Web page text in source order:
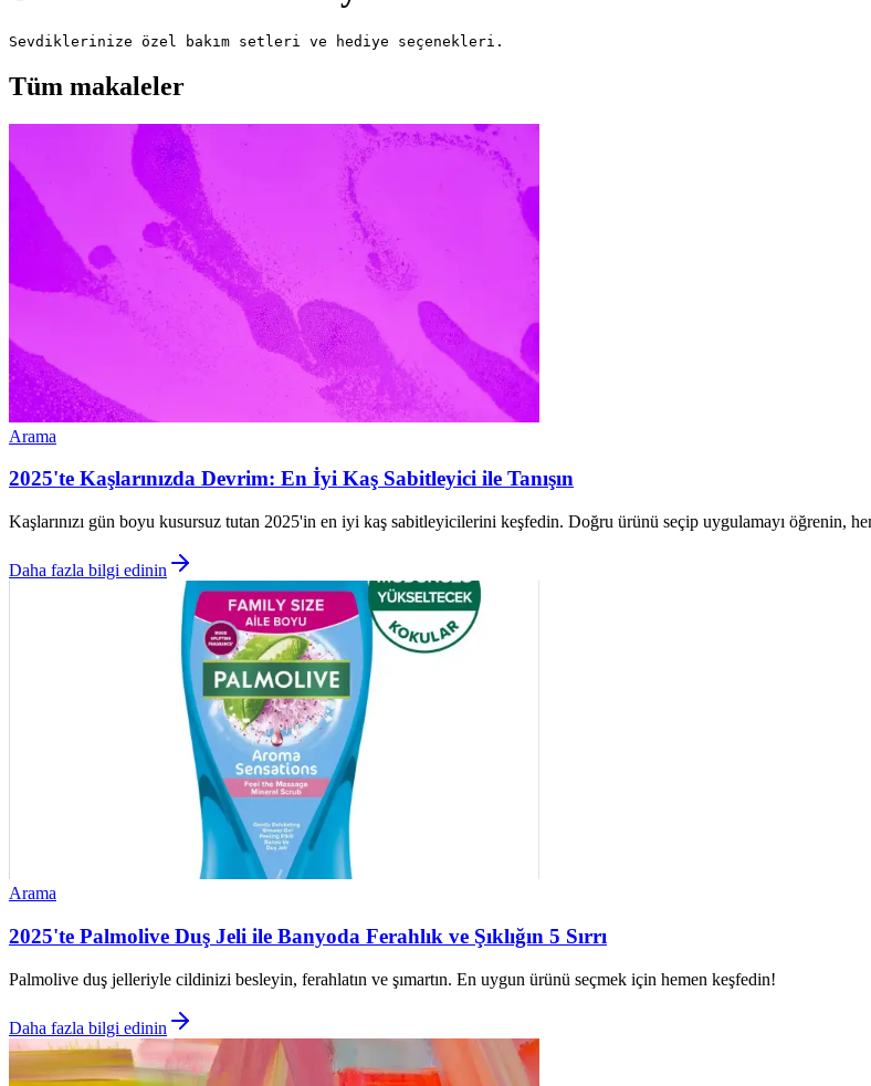
Sevdiklerinize özel bakım setleri ve hediye seçenekleri.
Tüm makaleler
Arama
2025'te Kaşlarınızda Devrim: En İyi Kaş Sabitleyici ile Tanışın
Kaşlarınızı gün boyu kusursuz tutan 2025'in en iyi kaş sabitleyicilerini keşfedin. Doğru ürünü seçip uygulamayı öğrenin,
Daha fazla bilgi edinin
Arama
2025'te Palmolive Duş Jeli ile Banyoda Ferahlık ve Şıklığın 5 Sırrı
Palmolive duş jelleriyle cildinizi besleyin, ferahlatın ve şımartın. En uygun ürünü seçmek için hemen keşfedin!
Daha fazla bilgi edinin